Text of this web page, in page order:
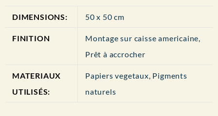
DIMENSIONS: 50 x 50 cm
FINITION
Montage sur caisse americaine,
Prêt à accrocher
MATERIAUX
UTILISÉS:
Papiers vegetaux, Pigments
naturels